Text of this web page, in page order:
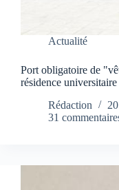
Actualité
Port obligatoire de
résidence
Rédaction
31